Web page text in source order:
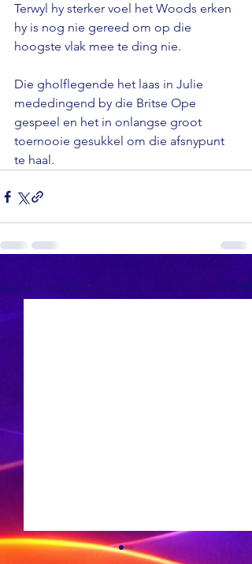
Terwyl hy sterker voel het Woods erken
hy is nog nie gereed om op die
hoogste vlak mee te ding nie.
Die gholflegende het laas in Julie
mededingend by die Britse Ope
gespeel en het in onlangse groot
toernooie gesukkel om die afsnypunt
te haal.
Recent Posts See All